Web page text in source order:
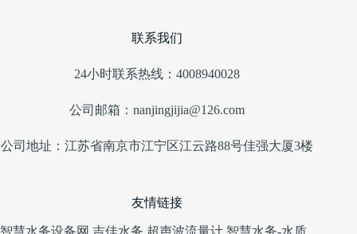
联系我们
24小时联系热线：4008940028
公司邮箱：nanjingjijia@126.com
公司地址：江苏省南京市江宁区江云路88号佳强大厦3楼
友情链接